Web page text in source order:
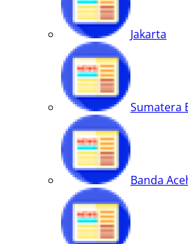
Jakarta
Sumatera
Banda